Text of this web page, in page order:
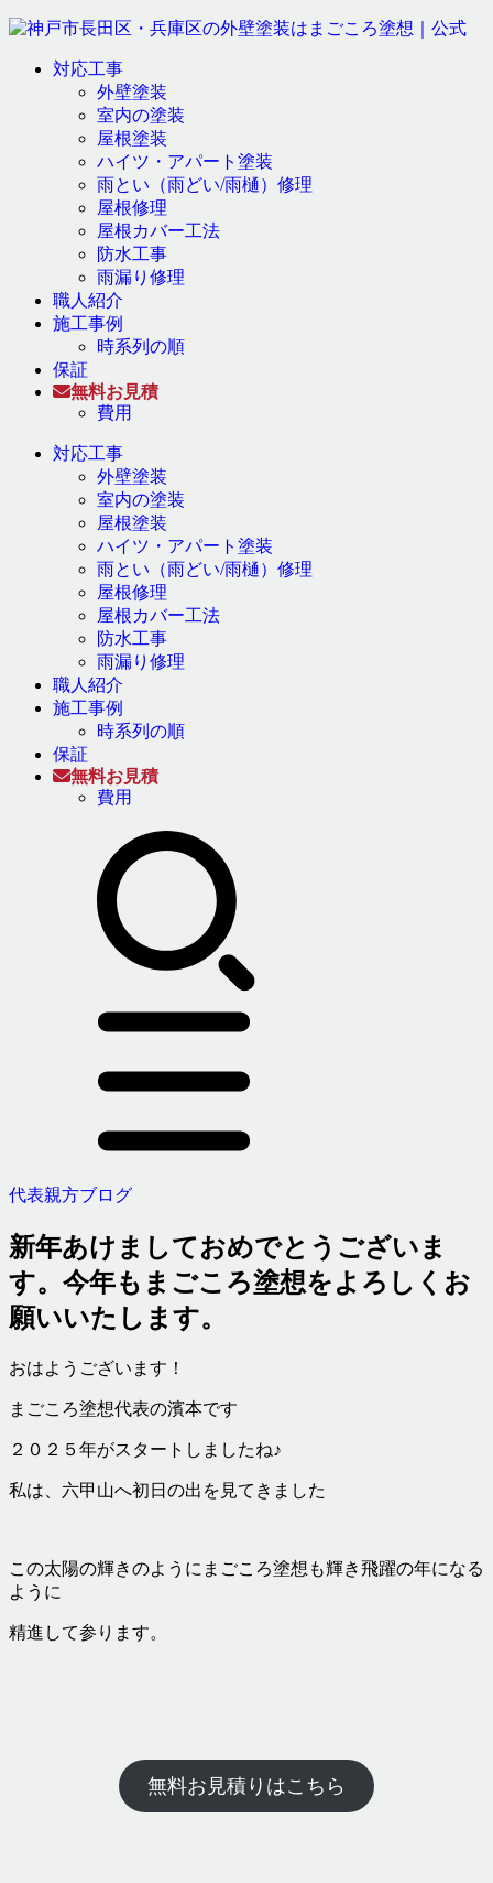
対応工事
外壁塗装
室内の塗装
屋根塗装
ハイツ・アパート塗装
雨とい（雨どい/雨樋）修理
屋根修理
屋根カバー工法
防水工事
雨漏り修理
職人紹介
施工事例
時系列の順
保証
無料お見積
費用
対応工事
外壁塗装
室内の塗装
屋根塗装
ハイツ・アパート塗装
雨とい（雨どい/雨樋）修理
屋根修理
屋根カバー工法
防水工事
雨漏り修理
職人紹介
施工事例
時系列の順
保証
無料お見積
費用
代表親方ブログ
新年あけましておめでとうございま
す。今年もまごころ塗想をよろしくお
願いいたします。
おはようございます！
まごころ塗想代表の濱本です
２０２５年がスタートしましたね♪
私は、六甲山へ初日の出を見てきました
この太陽の輝きのようにまごころ塗想も輝き飛躍の年になる
ように
精進して参ります。
無料お見積りはこちら